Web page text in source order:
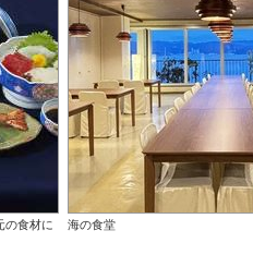
の食材に
海の食堂